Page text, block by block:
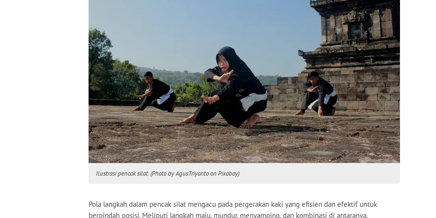
Ilustrasi pencak silat. (Photo by AgusTriyanto on Pixabay)
Pola langkah dalam pencak silat mengacu pada pergerakan kaki yang efisien dan efektif untuk
berpindah posisi. Meliputi langkah maju, mundur, menyamping, dan kombinasi di antaranya.